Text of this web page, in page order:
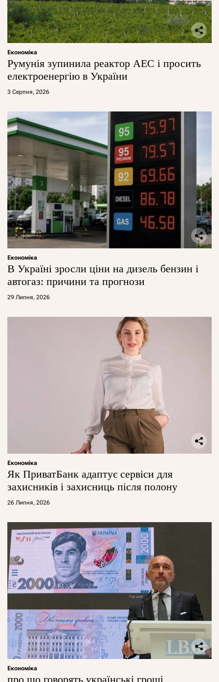
Економіка
Румунія зупинила реактор АЕС і просить
електроенергію в України
3 Серпня, 2026
Економіка
В Україні зросли ціни на дизель бензин і
автогаз: причини та прогнози
29 Липня, 2026
Економіка
Як ПриватБанк адаптує сервіси для
захисників і захисниць після полону
26 Липня, 2026
Економіка
про що говорять українські гроші